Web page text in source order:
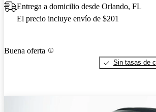
Entrega a domicilio desde Orlando, FL
El precio incluye envío de $201
Buena oferta
Sin tasas de